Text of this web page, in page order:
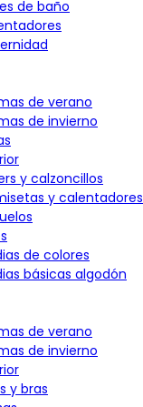
de baño
de verano
de invierno
y calzoncillos
y calentadores
de colores
básicas algodón
de verano
de invierno
y bras